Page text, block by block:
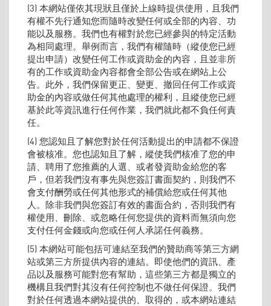
(3) 本網站僅依其現狀且僅於上線時提供使用，且我們
有權不先行通知您而隨時改變任何或全部的內容、功
能以及服務。我們也有權對於您已經參與的特定活動
為相同處理。舉例而言，我們有權隨時（縱使您已經
提出申請）改變任何工作或資助金的內容，且並非所
有的工作或資助金內容都會全部公告或在網站上公
告。此外，我們保留更正、變更、撤回任何工作或資
助金的內容或做任何其他處理的權利，且縱使您已經
基於此等資訊進行任何作業，我們就此都不負任何責
任。
(4) 您認知且了解您對於任何活動提出的申請都不保證
會被核准。您也認知且了解，縱使我們核准了您的申
請、聘用了您推薦的人選、或者發資助金給您的客
戶，但若我們沒有事先與您簽訂書面契約，則我們不
會支付酬勞或任何其他形式的補償給您或任何其他
人。除非我們與您簽訂有效的書面合約，否則我們有
權使用、刪除、或忽略任何您提供的資料而無須向您
支付任何金錢或向您或任何人承諾任何義務。
(5) 本網站可能包括可連結至我們的贊助商等第三方網
站或第三方所提供內容的連結。即使他們的資訊、產
品以及服務可能對您有幫助，這些第三方都是獨立的
機構且我們對其沒有任何控制也不做任何保證。我們
對於任何透過本網站提供的、取得的，或本網站連結